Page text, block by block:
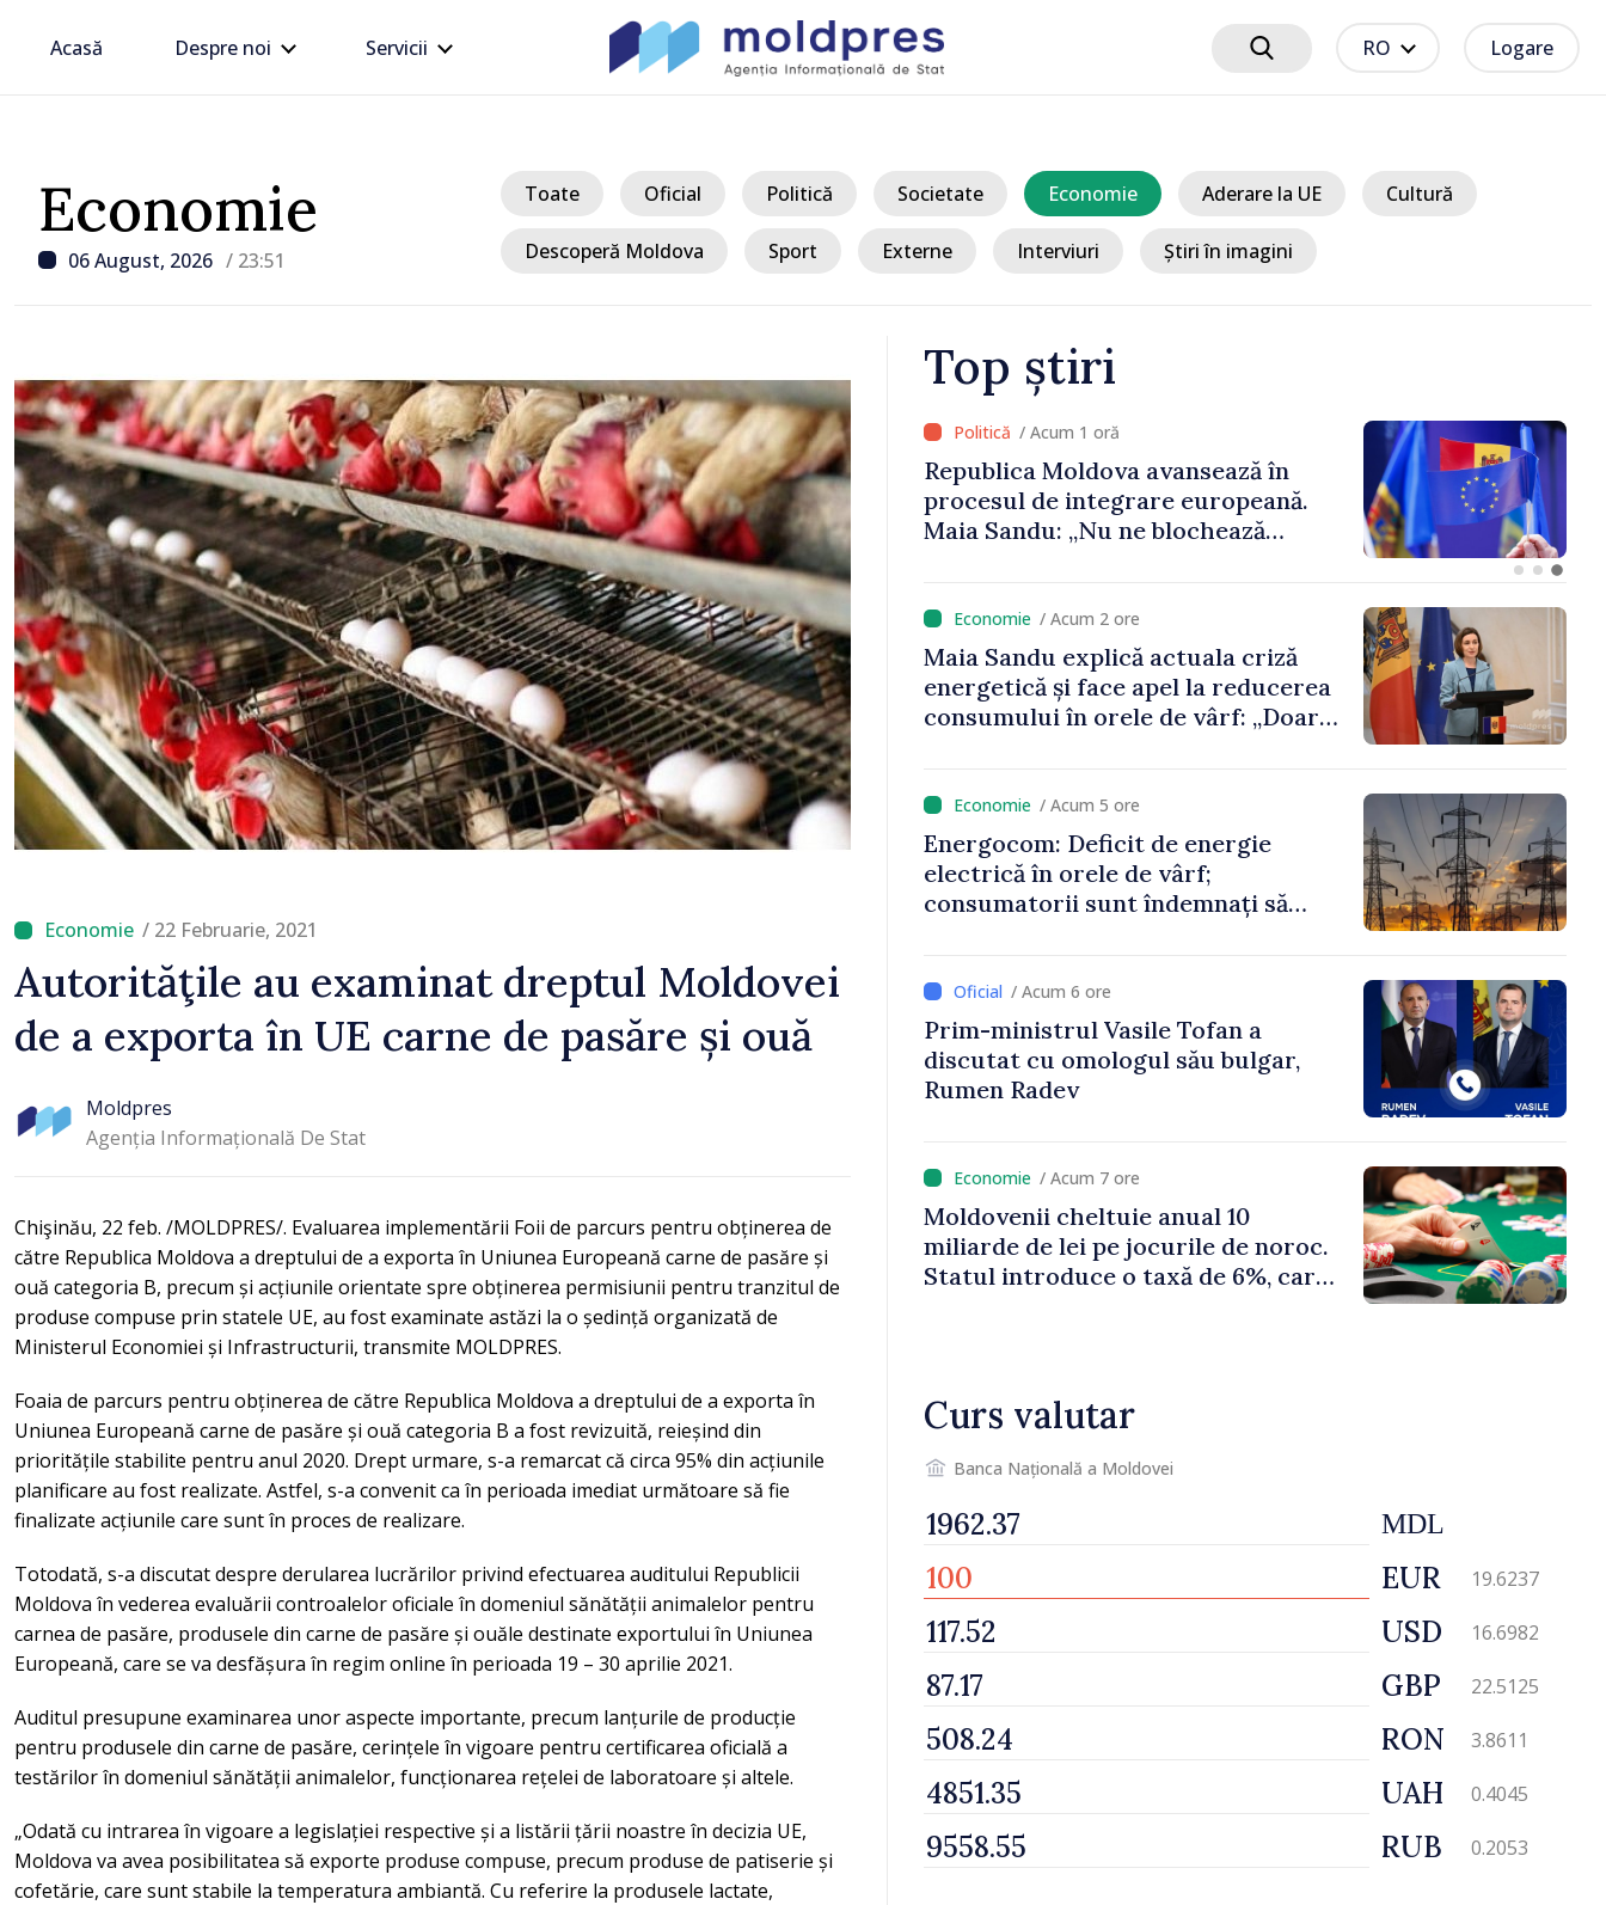
Acasă Despre noi Servicii RO Logare
Economie
06 August, 2026 / 23:51
Toate Oficial Politică Societate Economie Aderare la UE Cultură
Descoperă Moldova Sport Externe Interviuri Știri în imagini
/ 22 Februarie, 2021
Autorităţile au examinat dreptul Moldovei
de a exporta în UE carne de pasăre și ouă
Moldpres
Agenția Informațională De Stat
Chişinău, 22 feb. /MOLDPRES/. Evaluarea implementării Foii de parcurs pentru obținerea de
către Republica Moldova a dreptului de a exporta în Uniunea Europeană carne de pasăre și
ouă categoria B, precum și acțiunile orientate spre obținerea permisiunii pentru tranzitul de
produse compuse prin statele UE, au fost examinate astăzi la o ședință organizată de
Ministerul Economiei și Infrastructurii, transmite MOLDPRES.
Foaia de parcurs pentru obținerea de către Republica Moldova a dreptului de a exporta în
Uniunea Europeană carne de pasăre și ouă categoria B a fost revizuită, reieșind din
prioritățile stabilite pentru anul 2020. Drept urmare, s-a remarcat că circa 95% din acțiunile
planificare au fost realizate. Astfel, s-a convenit ca în perioada imediat următoare să fie
finalizate acțiunile care sunt în proces de realizare.
Totodată, s-a discutat despre derularea lucrărilor privind efectuarea auditului Republicii
Moldova în vederea evaluării controalelor oficiale în domeniul sănătății animalelor pentru
carnea de pasăre, produsele din carne de pasăre și ouăle destinate exportului în Uniunea
Europeană, care se va desfășura în regim online în perioada 19 – 30 aprilie 2021.
Auditul presupune examinarea unor aspecte importante, precum lanțurile de producție
pentru produsele din carne de pasăre, cerințele în vigoare pentru certificarea oficială a
testărilor în domeniul sănătății animalelor, funcționarea rețelei de laboratoare și altele.
„Odată cu intrarea în vigoare a legislației respective și a listării țării noastre în decizia UE,
Moldova va avea posibilitatea să exporte produse compuse, precum produse de patiserie și
cofetărie, care sunt stabile la temperatura ambiantă. Cu referire la produsele lactate,
Top știri
/ Acum 1 oră
Sancțiuni disciplinare după vizita
delegației talibanilor în Republica
Moldova. Maia Sandu: „Este rușinos
că oameni cu funcții înalte nu
cunosc politica statului”
/ Acum 1 oră
Republica Moldova avansează în
procesul de integrare europeană.
Maia Sandu: „Nu ne blochează
/ Acum 2 ore
Maia Sandu explică actuala criză
energetică și face apel la reducerea
consumului în orele de vârf: „Doar
/ Acum 5 ore
Energocom: Deficit de energie
electrică în orele de vârf;
consumatorii sunt îndemnați să
/ Acum 6 ore
Prim-ministrul Vasile Tofan a
discutat cu omologul său bulgar,
Rumen Radev
/ Acum 7 ore
Moldovenii cheltuie anual 10
miliarde de lei pe jocurile de noroc.
Statul introduce o taxă de 6%, care
Curs valutar
Banca Națională a Moldovei
MDL
EUR 19.6237
USD 16.6982
GBP 22.5125
RON 3.8611
UAH 0.4045
RUB 0.2053